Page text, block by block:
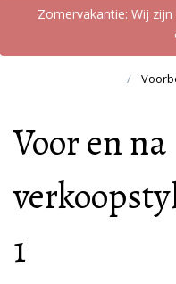
Zomervakantie: Wij
Voor en na
1